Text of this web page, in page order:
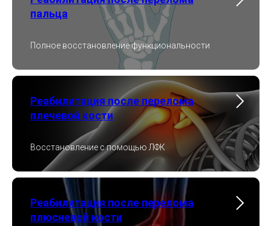
пальца
Полное восстановление функциональности
Реабилитация после перелома
плечевой кости
Восстановление с помощью ЛФК
Реабилитация после перелома
плюсневой кости